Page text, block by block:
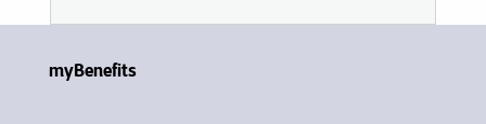
myBenefits